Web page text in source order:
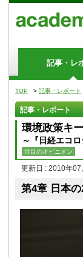
記事・レ
TOP > 記事・レポート
記事・レポート
環境政策キ
～『日経エコ
注目のオピニオン
更新日 : 2010年07
第4章 日本